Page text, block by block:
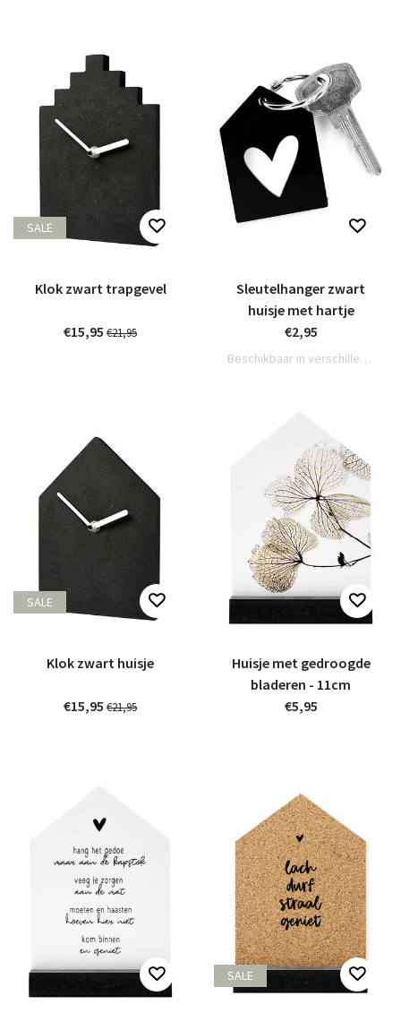
SALE
Klok zwart trapgevel
€15,95 €21,95
Sleutelhanger zwart
huisje met hartje
€2,95
Beschikbaar in verschillende varianten
SALE
Klok zwart huisje
€15,95 €21,95
Huisje met gedroogde
bladeren - 11cm
€5,95
SALE